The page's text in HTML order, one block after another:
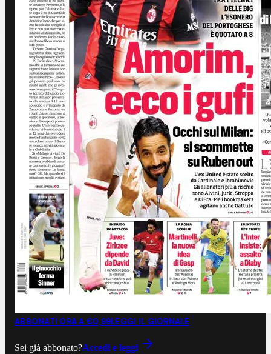
ABBONATI ORA A €0,99LEGGI IL GIORNALE
Sei già abbonato?Accedi e leggi